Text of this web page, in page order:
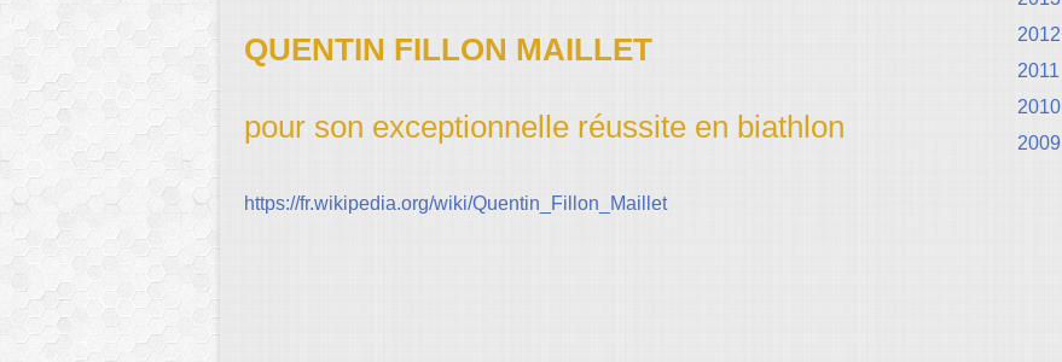
QUENTIN FILLON MAILLET
pour son exceptionnelle réussite en biathlon
https://fr.wikipedia.org/wiki/Quentin_Fillon_Maillet
2012
2011
2010
2009